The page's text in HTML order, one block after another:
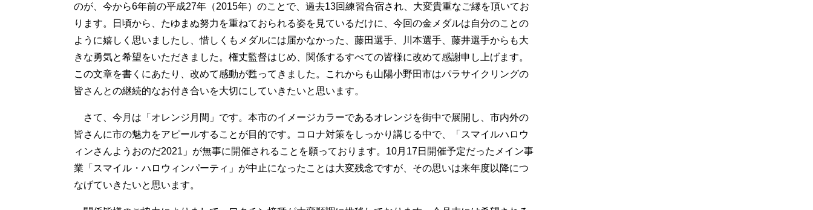
のが、今から6年前の平成27年（2015年）のことで、過去13回練習合宿され、大変貴重なご縁を頂いてお
ります。日頃から、たゆまぬ努力を重ねておられる姿を見ているだけに、今回の金メダルは自分のことの
ように嬉しく思いましたし、惜しくもメダルには届かなかった、藤田選手、川本選手、藤井選手からも大
きな勇気と希望をいただきました。権丈監督はじめ、関係するすべての皆様に改めて感謝申し上げます。
この文章を書くにあたり、改めて感動が甦ってきました。これからも山陽小野田市はパラサイクリングの
皆さんとの継続的なお付き合いを大切にしていきたいと思います。
さて、今月は「オレンジ月間」です。本市のイメージカラーであるオレンジを街中で展開し、市内外の
皆さんに市の魅力をアピールすることが目的です。コロナ対策をしっかり講じる中で、「スマイルハロウ
ィンさんようおのだ2021」が無事に開催されることを願っております。10月17日開催予定だったメイン事
業「スマイル・ハロウィンパーティ」が中止になったことは大変残念ですが、その思いは来年度以降につ
なげていきたいと思います。